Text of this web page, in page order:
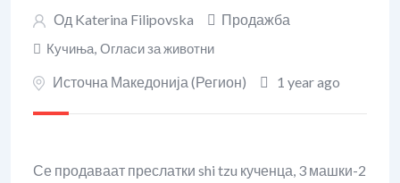
Од Katerina Filipovska Продажба
Кучиња, Огласи за животни
Источна Македонија (Регион) 1 year ago
Се продаваат преслатки shi tzu кученца, 3 машки-2